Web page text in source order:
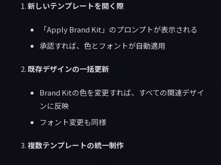
新しいテンプレートを開く際
「Apply Brand Kit」のプロンプトが表示される
承認すれば、色とフォントが自動適用
既存デザインの一括更新
Brand Kitの色を変更すれば、すべての関連デザイ
ンに反映
フォント変更も同様
複数テンプレートの統一制作